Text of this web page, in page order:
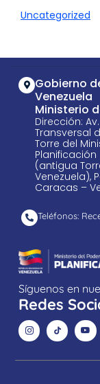
Uncategorized
Gobierno
Venezuela
Ministerio
Dirección:
Transversal
Torre del
Planificación
(antigua
Venezuela),
Caracas –
Teléfonos:
Síguenos en
Redes